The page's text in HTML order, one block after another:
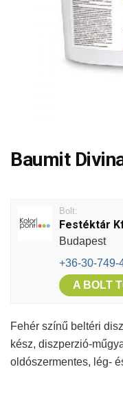
Baumit
Bolt:
Festéktár
Budapest
+36-30-749-
A BOLT
Fehér színű beltéri
kész, diszperzió-
oldószermentes, lég-